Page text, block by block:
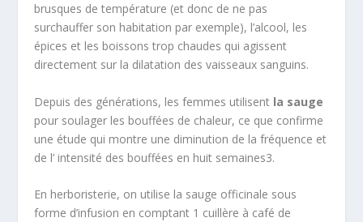
brusques de température (et donc de ne pas
surchauffer son habitation par exemple), l’alcool, les
épices et les boissons trop chaudes qui agissent
directement sur la dilatation des vaisseaux sanguins.
Depuis des générations, les femmes utilisent la sauge
pour soulager les bouffées de chaleur, ce que confirme
une étude qui montre une diminution de la fréquence et
de l’ intensité des bouffées en huit semaines3.
En herboristerie, on utilise la sauge officinale sous
forme d’infusion en comptant 1 cuillère à café de